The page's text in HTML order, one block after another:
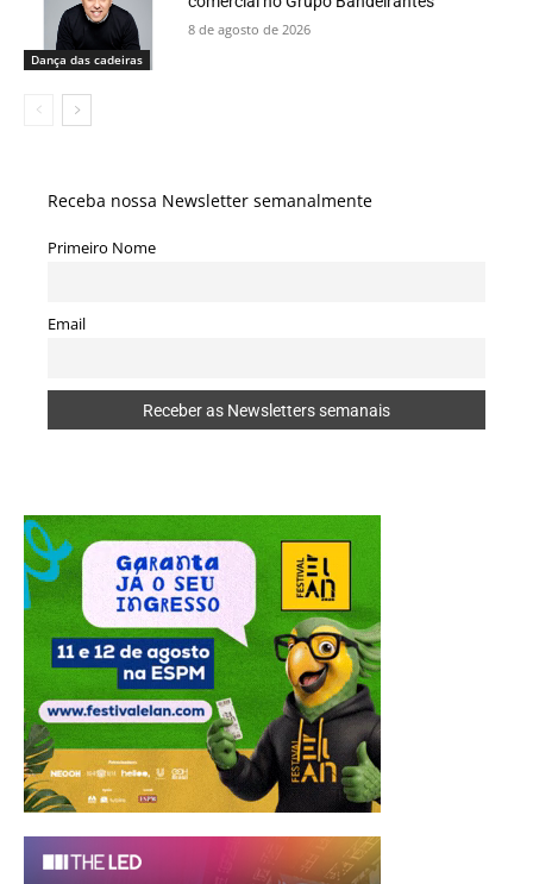
Dança das cadeiras
8 de agosto de 2026
Receba nossa Newsletter semanalmente
Primeiro Nome
Email